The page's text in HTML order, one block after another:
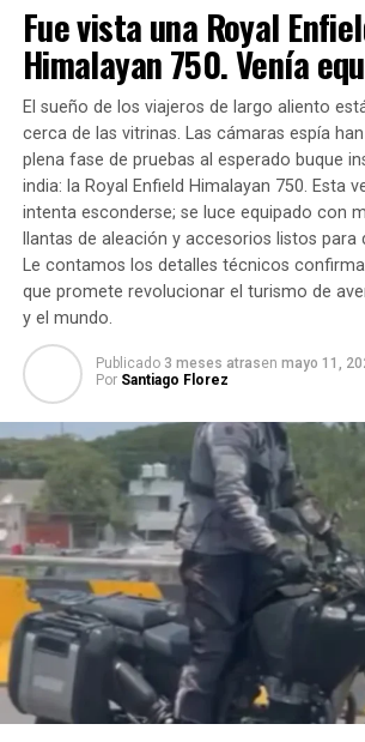
Fue vista una Royal
Himalayan 750. Venía
El sueño de los viajeros de largo aliento
cerca de las vitrinas. Las cámaras espía
plena fase de pruebas al esperado buque
india: la Royal Enfield Himalayan 750. Esta
intenta esconderse; se luce equipado con
llantas de aleación y accesorios listos
Le contamos los detalles técnicos
que promete revolucionar el turismo de
y el mundo.
Publicado 3 meses atrasen mayo 11,
Por Santiago Florez